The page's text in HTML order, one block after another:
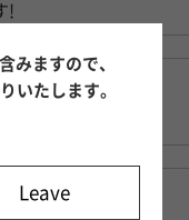
!
みますので、
いたします。
Leave